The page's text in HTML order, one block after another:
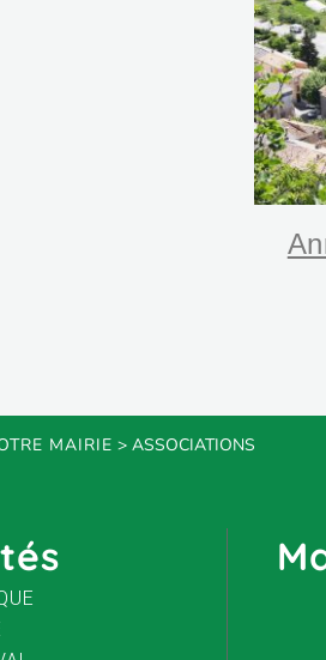
MAIRIE >ASSOCIATIONS